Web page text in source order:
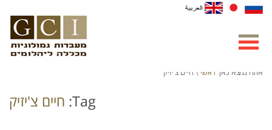
Tag: חיים צ'יזיק
אתה נמצא כאן: ראשי \ חיים צ'יזיק